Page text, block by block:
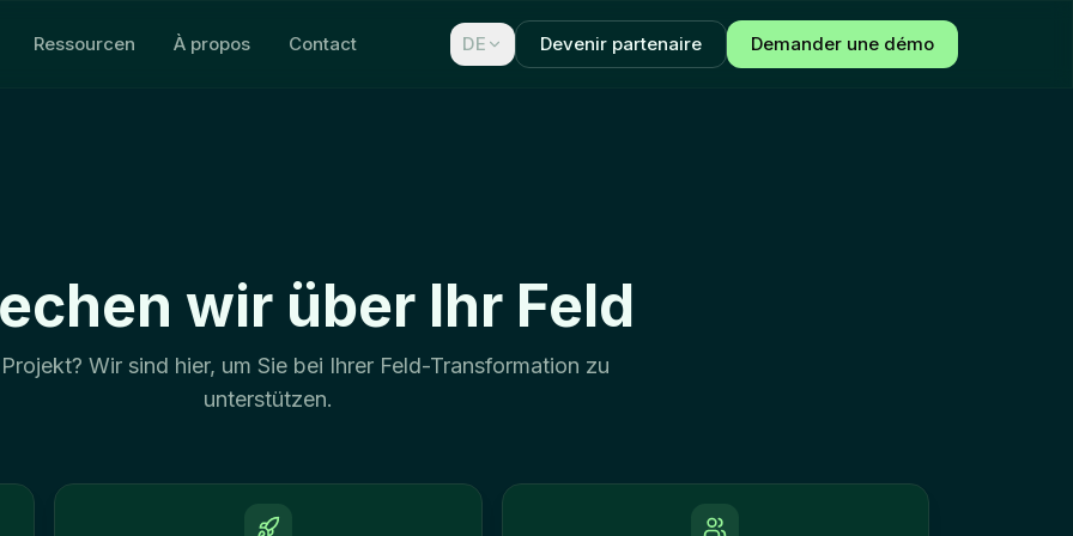
Ressourcen À propos Contact DE Devenir partenaire Demander une démo
wir über Ihr Feld
Wir sind hier, um Sie bei Ihrer Feld-Transformation zu
unterstützen.